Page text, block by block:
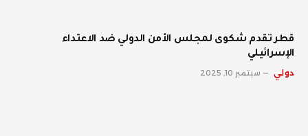
قطر تقدم شكوى لمجلس الأمن الدولي ضد الاعتداء
الإسرائيلي
دولي سبتمبر 10, 2025